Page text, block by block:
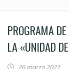
PROGRAMA
LA «UNIDAD
26 marzo 2021